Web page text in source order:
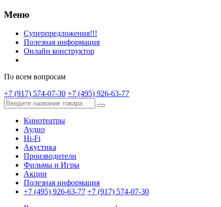
Меню
Суперпредложения!!!
Полезная информация
Онлайн конструктор
По всем вопросам
+7 (917) 574-07-30 +7 (495) 926-63-77
Кинотеатры
Аудио
Hi-Fi
Акустика
Производители
Фильмы и Игры
Акции
Полезная информация
+7 (495) 926-63-77 +7 (917) 574-07-30